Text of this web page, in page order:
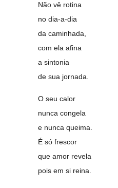
Não vê rotina
no dia-a-dia
da caminhada,
com ela afina
a sintonia
de sua jornada.
O seu calor
nunca congela
e nunca queima.
É só frescor
que amor revela
pois em si reina.